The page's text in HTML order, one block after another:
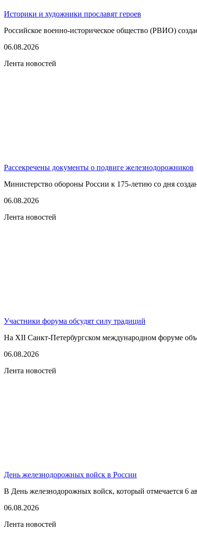
Историки и художники прославят героев
Российское военно-историческое общество (РВИО)
06.08.2026
Лента новостей
Рассекречены документы о подвиге железнодорожников
Министерство обороны России к 175-летию со дня
06.08.2026
Лента новостей
Участники форума обсудят силу традиций
На XII Санкт-Петербургском международном форуме
06.08.2026
Лента новостей
День железнодорожных войск в России
В День железнодорожных войск, который отмечается 6
06.08.2026
Лента новостей